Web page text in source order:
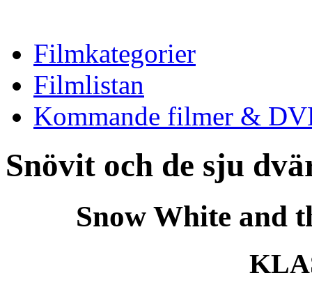
Filmkategorier
Filmlistan
Kommande filmer &
Snövit och de sju
Snow White and